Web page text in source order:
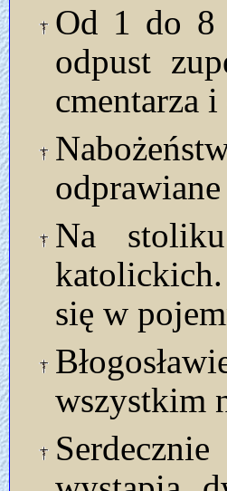
Od 1 do 8
odpust
cmentarza
Na
się w
wszystkim